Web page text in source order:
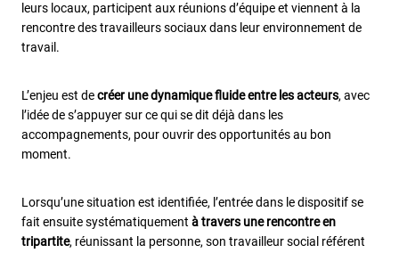
leurs locaux, participent aux réunions d’équipe et viennent à la
rencontre des travailleurs sociaux dans leur environnement de
travail.
L’enjeu est decréer une dynamique fluide entre les acteurs, avec
l’idée de s’appuyer sur ce qui se dit déjà dans les
accompagnements, pour ouvrir des opportunités au bon
moment.
Lorsqu’une situation est identifiée, l’entrée dans le dispositif se
fait ensuite systématiquement à travers une rencontre en
tripartite, réunissant la personne, son travailleur social référent